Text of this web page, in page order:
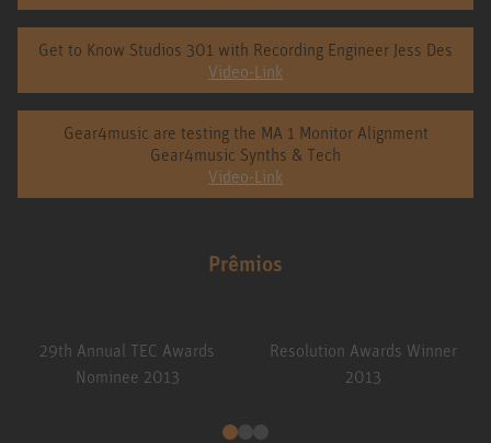
Get to Know Studios 301 with Recording Engineer Jess Des
Video-Link
Gear4music are testing the MA 1 Monitor Alignment
Gear4music Synths & Tech
Video-Link
Prêmios
29th Annual TEC Awards
Nominee 2013
Resolution Awards Winner
2013